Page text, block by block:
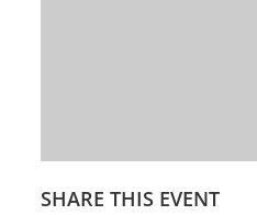
SHARE THIS EVENT